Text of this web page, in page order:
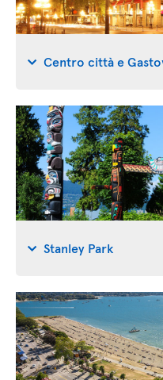
Centro città e
Stanley Park